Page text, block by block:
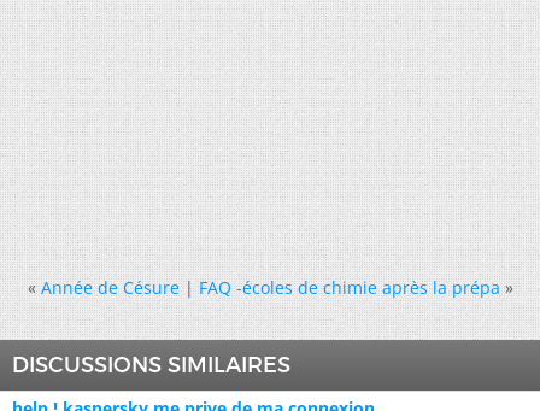
« Année de Césure|FAQ -écoles de chimie après la prépa »
DISCUSSIONS SIMILAIRES